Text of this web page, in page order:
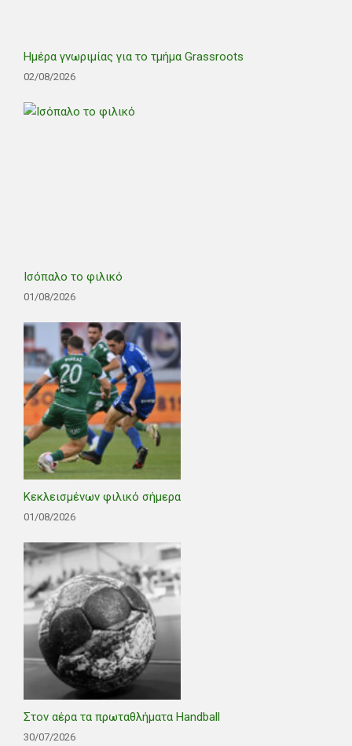
Ημέρα γνωριμίας για το τμήμα Grassroots
02/08/2026
Ισόπαλο το φιλικό
01/08/2026
Κεκλεισμένων φιλικό σήμερα
01/08/2026
Στον αέρα τα πρωταθλήματα Handball
30/07/2026